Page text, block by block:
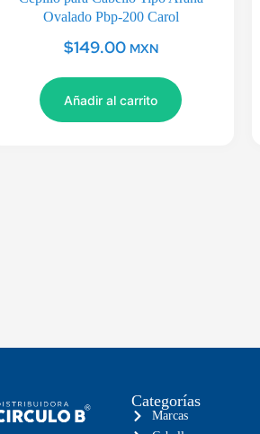
Ovalado Pbp-200 Carol
$149.00 MXN
Añadir al carrito
Categorías
Marcas